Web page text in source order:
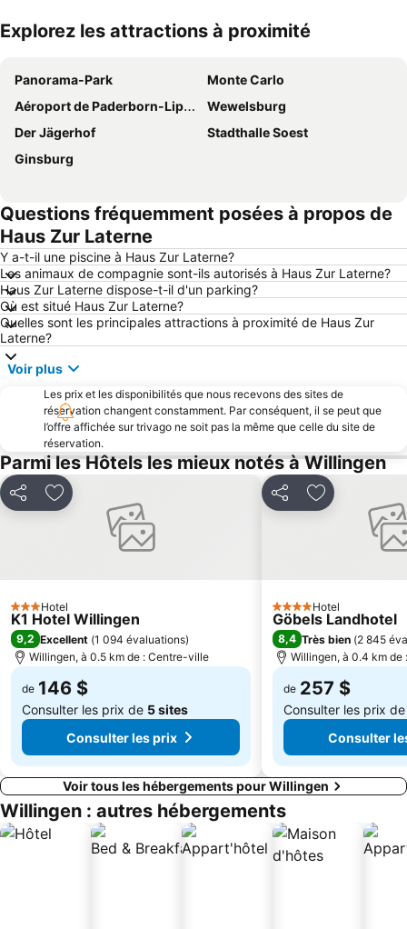
Explorez les attractions à proximité
Panorama-Park
Monte Carlo
Aéroport de Paderborn-Lippstadt
Wewelsburg
Der Jägerhof
Stadthalle Soest
Ginsburg
Questions fréquemment posées à propos de
Haus Zur Laterne
Y a-t-il une piscine à Haus Zur Laterne?
Les animaux de compagnie sont-ils autorisés à Haus Zur Laterne?
Haus Zur Laterne dispose-t-il d'un parking?
Où est situé Haus Zur Laterne?
Quelles sont les principales attractions à proximité de Haus Zur
Laterne?
Voir plus
Les prix et les disponibilités que nous recevons des sites de
réservation changent constamment. Par conséquent, il se peut que
l’offre affichée sur trivago ne soit pas la même que celle du site de
réservation.
Parmi les Hôtels les mieux notés à Willingen
PartagerAjouter à mes favoris
3 Étoiles
Hotel
K1 Hotel Willingen
9,2 Excellent (1 094 évaluations)
Willingen, à 0.5 km de : Centre-ville
de 146 $
Consulter les prix de 5 sites
Consulter les prix
PartagerAjouter à
4 ÉtoilesHotel
Göbels Landhotel
8,4 Très bien (2 845
Willingen, à 0.4 km
de 257 $
Consulter les prix
Consulter
Voir tous les hébergements pour Willingen
Willingen : autres hébergements